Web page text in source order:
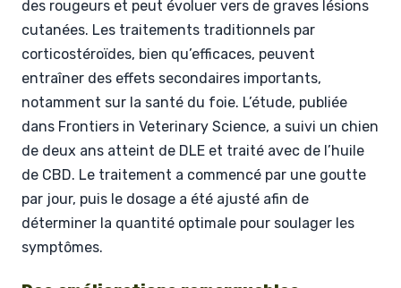
des rougeurs et peut évoluer vers de graves lésions
cutanées. Les traitements traditionnels par
corticostéroïdes, bien qu’efficaces, peuvent
entraîner des effets secondaires importants,
notamment sur la santé du foie. L’étude, publiée
dans Frontiers in Veterinary Science, a suivi un chien
de deux ans atteint de DLE et traité avec de l’huile
de CBD. Le traitement a commencé par une goutte
par jour, puis le dosage a été ajusté afin de
déterminer la quantité optimale pour soulager les
symptômes.